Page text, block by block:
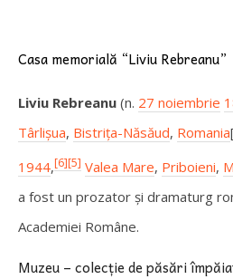
Casa memorială “Liviu Rebreanu”
Liviu Rebreanu (n. 27 noiembrie
Târlișua, Bistrița-Năsăud, Romania
1944,[6][5] Valea Mare, Priboieni,
a fost un prozator și dramaturg
Academiei Române.
Muzeu – colecție de păsări